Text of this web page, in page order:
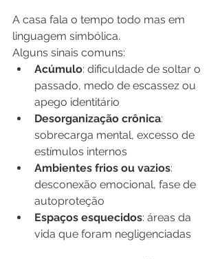
A casa fala o tempo todo mas em
linguagem simbólica.
Alguns sinais comuns:
Acúmulo: dificuldade de soltar o
passado, medo de escassez ou
apego identitário
Desorganização crônica:
sobrecarga mental, excesso de
estímulos internos
Ambientes frios ou vazios:
desconexão emocional, fase de
autoproteção
Espaços esquecidos: áreas da
vida que foram negligenciadas